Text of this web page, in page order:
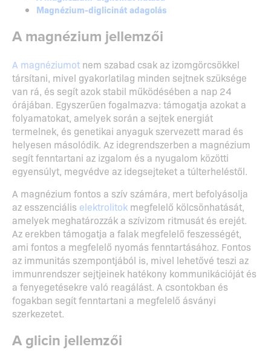
Magnézium-diglicinát adagolás
A magnézium jellemzői
A magnéziumot nem szabad csak az izomgörcsökkel
társítani, mivel gyakorlatilag minden sejtnek szüksége
van rá, és segít azok stabil működésében a nap 24
órájában. Egyszerűen fogalmazva: támogatja azokat a
folyamatokat, amelyek során a sejtek energiát
termelnek, és genetikai anyaguk szervezett marad és
helyesen másolódik. Az idegrendszerben a magnézium
segít fenntartani az izgalom és a nyugalom közötti
egyensúlyt, megvédve az idegsejteket a túlterheléstől.
A magnézium fontos a szív számára, mert befolyásolja
az esszenciális elektrolitok megfelelő kölcsönhatását,
amelyek meghatározzák a szívizom ritmusát és erejét.
Az erekben támogatja a falak megfelelő feszességét,
ami fontos a megfelelő nyomás fenntartásához. Fontos
az immunitás szempontjából is, mivel lehetővé teszi az
immunrendszer sejtjeinek hatékony kommunikációját és
a fenyegetésekre való reagálást. A csontokban és
fogakban segít fenntartani a megfelelő ásványi
szerkezetet.
A glicin jellemzői